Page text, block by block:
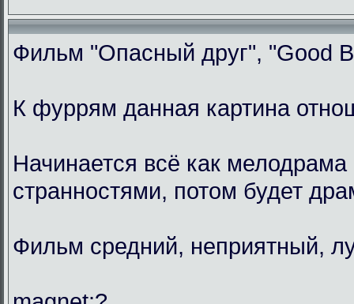
Фильм "Опасный друг", "Good
К фуррям данная картина
Начинается всё как
странностями, потом будет
Фильм средний, неприятный,